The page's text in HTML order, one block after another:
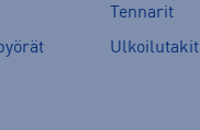
Tennarit
Ulkoilutakit